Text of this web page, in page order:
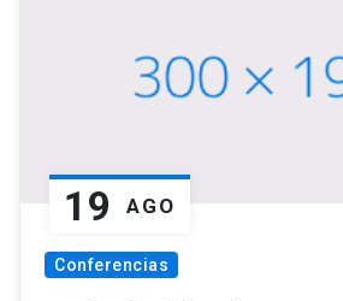
19 AGO
Conferencias